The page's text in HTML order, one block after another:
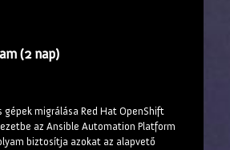
(2 nap)
gépek migrálása Red Hat OpenShift
az Ansible Automation Platform
biztosítja azokat az alapvető